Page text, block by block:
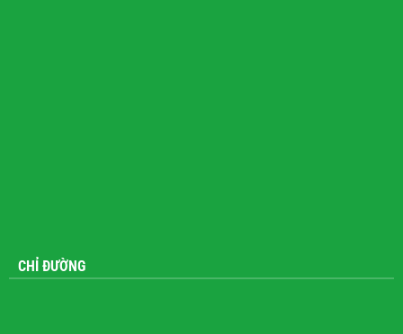
CHỈ ĐƯỜNG